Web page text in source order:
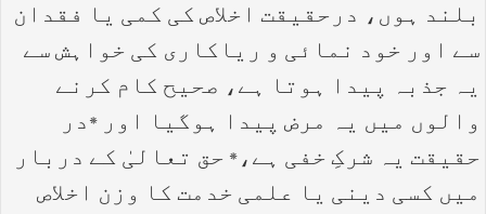
بلند ہوں، درحقیقت اخلاص کی کمی یا فقدان
سے اور خود نمائی و ریاکاری کی خواہش سے
یہ جذبہ پیدا ہوتا ہے، صحیح کام کرنے
والوں میں یہ مرض پیدا ہوگیا اور *در
حقیقت یہ شرکِ خفی ہے،* حق تعالیٰ کے دربار
میں کسی دینی یا علمی خدمت کا وزن اخلاص